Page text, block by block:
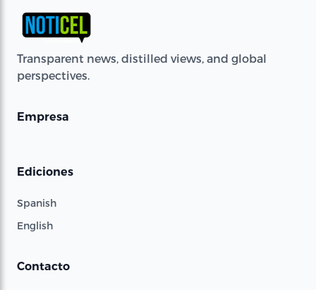
Transparent news, distilled views, and global
perspectives.
Empresa
Ediciones
Spanish
English
Contacto